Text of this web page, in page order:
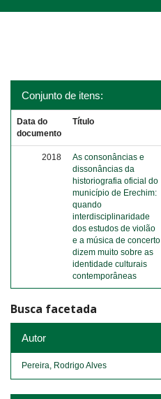
Conjunto de itens:
Data do
documento
Título
2018
As consonâncias e
dissonâncias da
historiografia oficial do
município de Erechim:
quando
interdisciplinaridade
dos estudos de violão
e a música de concerto
dizem muito sobre as
identidade culturais
contemporâneas
Busca facetada
Autor
Pereira, Rodrigo Alves